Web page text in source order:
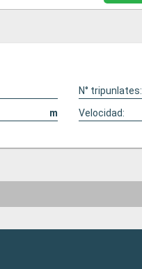
N° tripunlates:
m Velocidad: